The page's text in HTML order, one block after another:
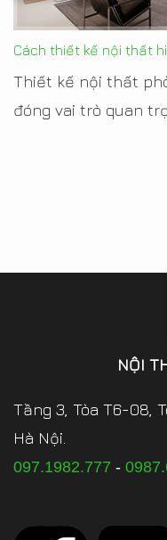
Cách thiết kế nội thất
Thiết kế nội thất
đóng vai trò quan
NỘI
Tầng 3, Tòa T6-08,
Hà Nội.
097.1982.777 -